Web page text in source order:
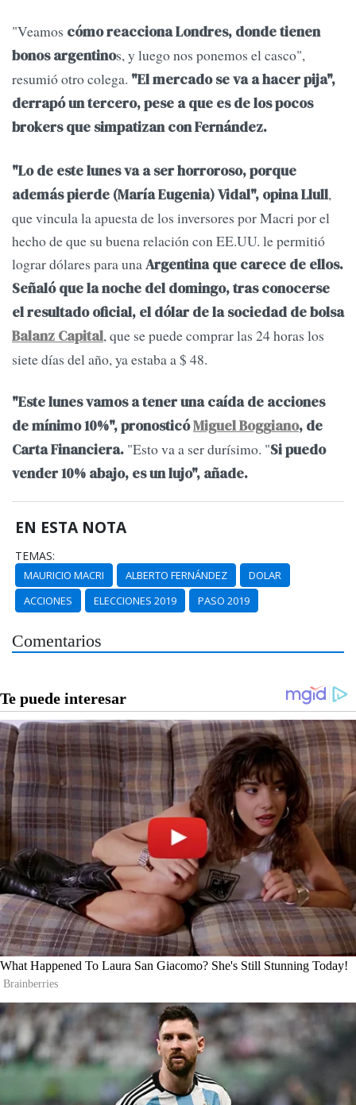
"Veamos cómo reacciona Londres, donde tienen
bonos argentinos, y luego nos ponemos el casco",
resumió otro colega. "El mercado se va a hacer pija",
derrapó un tercero, pese a que es de los pocos
brokers que simpatizan con Fernández.
"Lo de este lunes va a ser horroroso, porque
además pierde (María Eugenia) Vidal", opina Llull,
que vincula la apuesta de los inversores por Macri por el
hecho de que su buena relación con EE.UU. le permitió
lograr dólares para unaArgentina que carece de ellos.
Señaló que la noche del domingo, tras conocerse
el resultado oficial, el dólar de la sociedad de bolsa
Balanz Capital, que se puede comprar las 24 horas los
siete días del año, ya estaba a $ 48.
"Este lunes vamos a tener una caída de acciones
de mínimo 10%", pronosticóMiguel Boggiano, de
Carta Financiera. "Esto va a ser durísimo. "Si puedo
vender 10% abajo, es un lujo", añade.
EN ESTA NOTA
TEMAS:
MAURICIO MACRI ALBERTO FERNÁNDEZ
DOLAR
ACCIONES
ELECCIONES 2019 PASO 2019
Comentarios